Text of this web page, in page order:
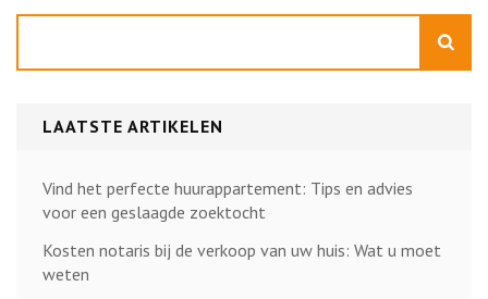
Huurwoning
LAATSTE ARTIKELEN
Vind het perfecte huurappartement: Tips en advies
voor een geslaagde zoektocht
Kosten notaris bij de verkoop van uw huis: Wat u moet
weten